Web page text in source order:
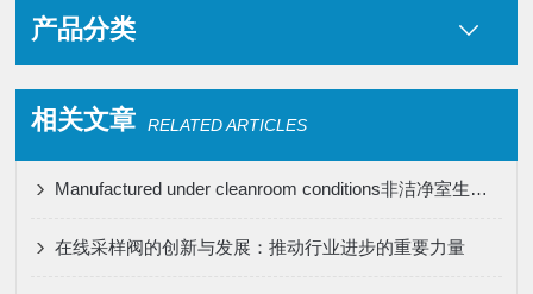
产品分类
相关文章 RELATED ARTICLES
Manufactured under cleanroom conditions非洁净室生产的无菌产品需要谨慎
在线采样阀的创新与发展：推动行业进步的重要力量